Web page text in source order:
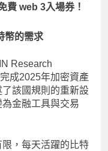
費 web 3入場券！
幣的需求
Research
成2025年加密資產
該國規則的重新設
金融工具與交易
，每天活躍的比特